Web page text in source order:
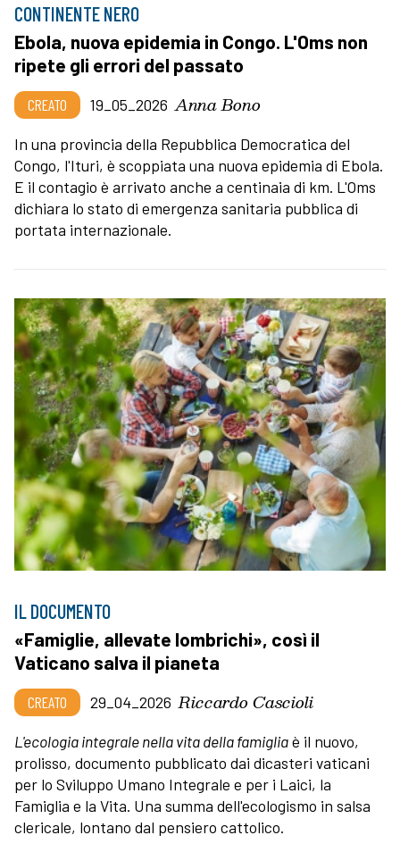
CONTINENTE NERO
Ebola, nuova epidemia in Congo. L'Oms non
ripete gli errori del passato
CREATO 19_05_2026 Anna Bono
In una provincia della Repubblica Democratica del
Congo, l'Ituri, è scoppiata una nuova epidemia di Ebola.
E il contagio è arrivato anche a centinaia di km. L'Oms
dichiara lo stato di emergenza sanitaria pubblica di
portata internazionale.
IL DOCUMENTO
«Famiglie, allevate lombrichi», così il
Vaticano salva il pianeta
CREATO 29_04_2026 Riccardo Cascioli
L'ecologia integrale nella vita della famigliaè il nuovo,
prolisso, documento pubblicato dai dicasteri vaticani
per lo Sviluppo Umano Integrale e per i Laici, la
Famiglia e la Vita. Una summa dell'ecologismo in salsa
clericale, lontano dal pensiero cattolico.